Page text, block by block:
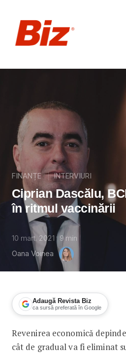
FINANȚE INTERVIURI
Ciprian Dascălu,
în ritmul vaccinării
10 mart. 2021 9min
Oana Voinea
Adaugă Revista Biz
ca sursă preferată în Google
Ciprian Dascălu,
Revenirea economică
cât de gradual va fi eliminat